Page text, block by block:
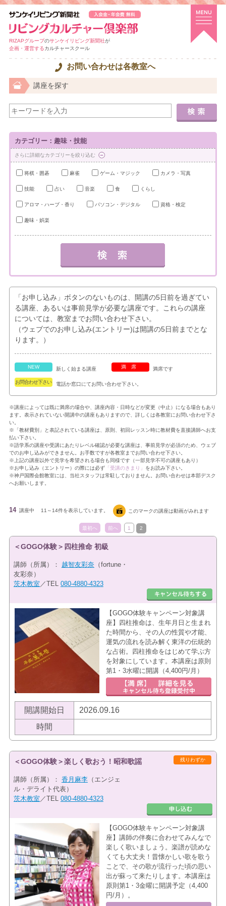
RIZAPグループのサンケイリビング新聞社が
企画・運営するカルチャースクール
お問い合わせは各教室へ
講座を探す
カテゴリー：趣味・技能
さらに詳細なカテゴリーを絞り込む
将棋・囲碁 麻雀 ゲーム・マジック カメラ・写真
技能 占い 音楽 食 くらし
アロマ・ハーブ・香り パソコン・デジタル 資格・検定
趣味・娯楽
「お申し込み」ボタンのないものは、開講の5日前を過ぎてい
る講座、あるいは事前見学が必要な講座です。これらの講座
については、教室までお問い合わせ下さい。
（ウェブでのお申し込み(エントリー)は開講の5日前までとな
ります。）
NEW 新しく始まる講座 満席 満席です
お問合わせ下さい 電話か窓口にてお問い合わせ下さい。
※講座によっては既に満席の場合や、講座内容・日時などが変更（中止）になる場合もあり
ます。表示されていない開講中の講座もありますので、詳しくは各教室にお問い合わせ下さ
い。
※「教材費別」と表記されている講座は、原則、初回レッスン時に教材費を直接講師へお支
払い下さい。
※語学系の講座や受講にあたりレベル確認が必要な講座は、事前見学が必須のため、ウェブ
でのお申し込みができません。お手数ですが各教室までお問い合わせ下さい。
※上記の講座以外で見学を希望される場合も同様です（一部見学不可の講座もあり）
※お申し込み（エントリー）の際には必ず「受講のきまり」 をお読み下さい。
※神戸国際会館教室には、当社スタッフは常駐しておりません。お問い合わせは本部デスク
へお願いします。
14 講座中 11～14件を表示しています。 このマークの講座は動画がみれます
最初へ 前へ 1 2
＜GOGO体験＞四柱推命 初級
講師（所属）： 越智友彩奈（fortune・
友彩奈）
茨木教室 ／TEL 080-4880-4323
【GOGO体験キャンペーン対象講
座】四柱推命は、生年月日と生まれ
た時間から、その人の性質や才能、
運気の流れを読み解く東洋の伝統的
な占術。四柱推命をはじめて学ぶ方
を対象にしています。本講座は原則
第1・3水曜に開講（4,400円/月）
開講開始日
2026.09.16
時間
残りわずか
＜GOGO体験＞楽しく歌おう！昭和歌謡
講師（所属）： 香月麻李（エンジェ
ル・デライト代表）
茨木教室 ／TEL 080-4880-4323
【GOGO体験キャンペーン対象講
座】講師の伴奏に合わせてみんなで
楽しく歌いましょう。楽譜が読めな
くても大丈夫！昔懐かしい歌を歌う
ことで、その歌が流行った頃の思い
出が蘇って来たりします。本講座は
原則第1・3金曜に開講予定（4,400
円/月）。